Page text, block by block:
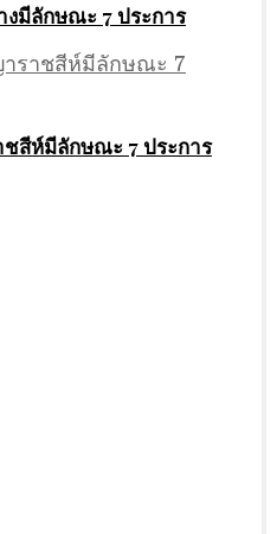
มีลักษณะ 7 ประการ
สีห์มีลักษณะ 7 ประการ